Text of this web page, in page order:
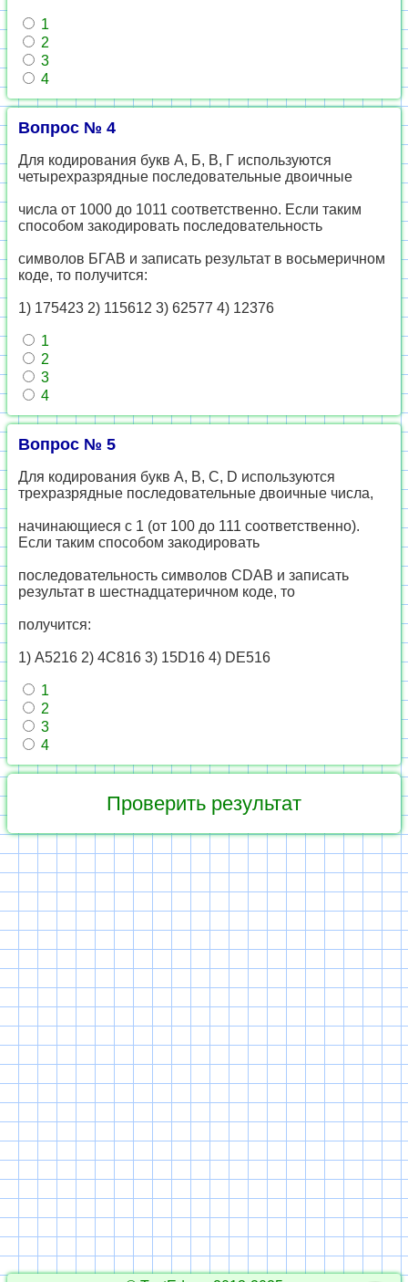
1
2
3
4
Вопрос № 4
Для кодирования букв А, Б, В, Г используются
четырехразрядные последовательные двоичные
числа от 1000 до 1011 соответственно. Если таким
способом закодировать последовательность
символов БГАВ и записать результат в восьмеричном
коде, то получится:
1) 175423 2) 115612 3) 62577 4) 12376
1
2
3
4
Вопрос № 5
Для кодирования букв А, В, С, D используются
трехразрядные последовательные двоичные числа,
начинающиеся с 1 (от 100 до 111 соответственно).
Если таким способом закодировать
последовательность символов CDAB и записать
результат в шестнадцатеричном коде, то
получится:
1) А5216 2) 4С816 3) 15D16 4) DE516
1
2
3
4